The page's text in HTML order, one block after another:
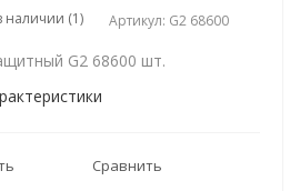
наличии (1) Артикул: G2 68600
G2 68600 шт.
Сравнить